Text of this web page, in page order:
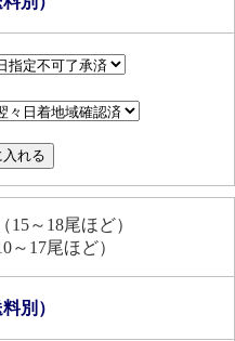
15～18尾ほど）
～17尾ほど）
別）